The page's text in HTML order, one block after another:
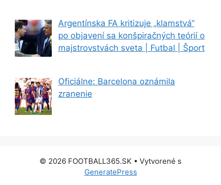
Argentínska FA kritizuje „klamstvá“
po objavení sa konšpiračných teórií o
majstrovstvách sveta | Futbal | Šport
Oficiálne: Barcelona oznámila
zranenie
© 2026 FOOTBALL365.SK • Vytvorené s
GeneratePress